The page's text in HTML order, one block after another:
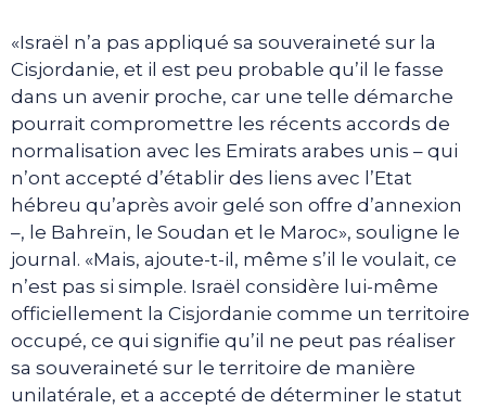
«Israël n’a pas appliqué sa souveraineté sur la
Cisjordanie, et il est peu probable qu’il le fasse
dans un avenir proche, car une telle démarche
pourrait compromettre les récents accords de
normalisation avec les Emirats arabes unis – qui
n’ont accepté d’établir des liens avec l’Etat
hébreu qu’après avoir gelé son offre d’annexion
–, le Bahreïn, le Soudan et le Maroc», souligne le
journal. «Mais, ajoute-t-il, même s’il le voulait, ce
n’est pas si simple. Israël considère lui-même
officiellement la Cisjordanie comme un territoire
occupé, ce qui signifie qu’il ne peut pas réaliser
sa souveraineté sur le territoire de manière
unilatérale, et a accepté de déterminer le statut